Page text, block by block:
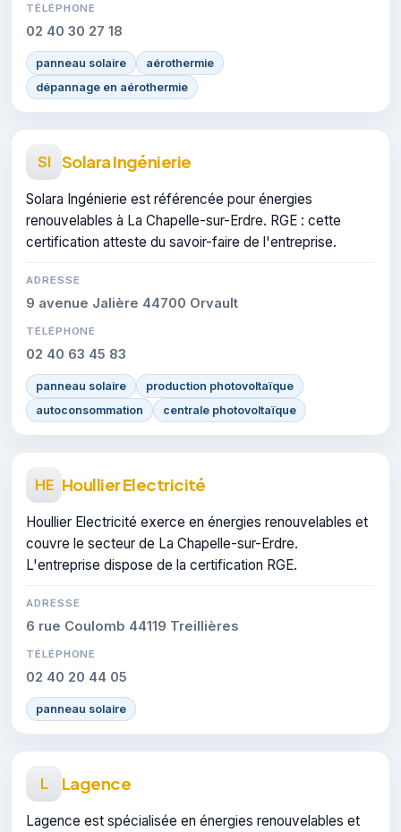
TÉLÉPHONE
02 40 30 27 18
panneau solaire
aérothermie
dépannage en aérothermie
SI Solara Ingénierie
Solara Ingénierie est référencée pour énergies
renouvelables à La Chapelle-sur-Erdre. RGE : cette
certification atteste du savoir-faire de l'entreprise.
ADRESSE
9 avenue Jalière 44700 Orvault
TÉLÉPHONE
02 40 63 45 83
panneau solaire
production photovoltaïque
autoconsommation
centrale photovoltaïque
HE Houllier Electricité
Houllier Electricité exerce en énergies renouvelables et
couvre le secteur de La Chapelle-sur-Erdre.
L'entreprise dispose de la certification RGE.
ADRESSE
6 rue Coulomb 44119 Treillières
TÉLÉPHONE
02 40 20 44 05
panneau solaire
L Lagence
Lagence est spécialisée en énergies renouvelables et